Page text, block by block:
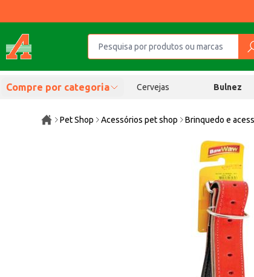
Compre por categoria Cervejas Bulnez
Pet Shop Acessórios pet shop Brinquedo e